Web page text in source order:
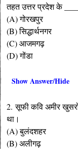
तहत उत्तर प्रदेश के
(A) गोरखपुर
(B) सिद्धार्थनगर
(C) आजमगढ़
(D) गोंडा
Show Answer/Hide
2. सूफी कवि अमीर
था।
(A) बुलंदशहर
(B) अलीगढ़